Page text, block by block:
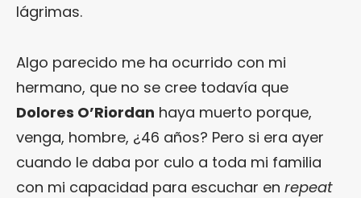
lágrimas.
Algo parecido me ha ocurrido con mi
hermano, que no se cree todavía que
Dolores O’Riordan haya muerto porque,
venga, hombre, ¿46 años? Pero si era ayer
cuando le daba por culo a toda mi familia
con mi capacidad para escuchar en repeat